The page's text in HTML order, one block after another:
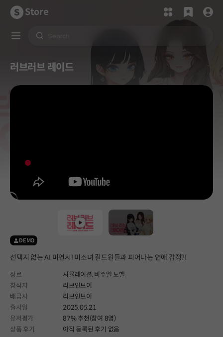
Store
러브러브 레이드
DEMO
선택지 없는 AI 미연시! 미소녀 길드원들과 피어나는 연애 감정?!
장르 시뮬레이션,비주얼 노벨
창작자
리브인브이
배급사
리브인브이
출시일
2025.05.21
유저평가
87% 추천(참여 8명)
상품 후기
아직 등록된 후기 없음